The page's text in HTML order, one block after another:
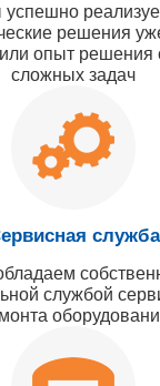
решения
опыт решения
сложных задач
служба
службой